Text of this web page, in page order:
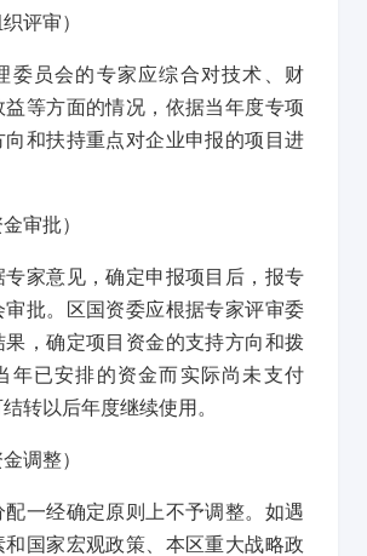
织评审）
委员会的专家应综合对技术、财
益等方面的情况，依据当年度专项
向和扶持重点对企业申报的项目进
金审批）
专家意见，确定申报项目后，报专
审批。区国资委应根据专家评审委
果，确定项目资金的支持方向和拨
年已安排的资金而实际尚未支付
转以后年度继续使用。
金调整）
配一经确定原则上不予调整。如遇
和国家宏观政策、本区重大战略政